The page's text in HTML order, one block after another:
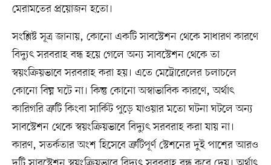
মেরামতের প্রয়োজন হতো।
সংশ্লিষ্ট সূত্র জানায়, কোনো একটি সাবস্টেশন থেকে সাধারণ কারণে
বিদ্যুৎ সরবরাহ বন্ধ হয়ে গেলে অন্য সাবস্টেশন থেকে তা
স্বয়ংক্রিয়ভাবে সরবরাহ করা হয়। এতে মেট্রোরেলের চলাচলে
কোনো বিঘ্ন ঘটে না। কিন্তু কোনো অস্বাভাবিক কারণে, অর্থাৎ
কারিগরি ত্রুটি কিংবা সার্কিট পুড়ে যাওয়ার মতো ঘটনা ঘটলে অন্য
সাবস্টেশন থেকে স্বয়ংক্রিয়ভাবে বিদ্যুৎ সরবরাহ করা যায় না।
কারণ, সতর্কতার অংশ হিসেবে ত্রুটিপূর্ণ স্টেশনের দুই পাশের আরও